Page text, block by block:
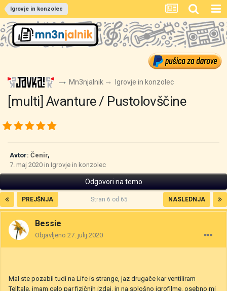
Igrovje in konzolec
Mn3njalnik Igrovje in konzolec
[multi] Avanture / Pustolovščine
Avtor: Čenir,
7. maj 2020 in Igrovje in konzolec
Odgovori na temo
PREJŠNJA NASLEDNJA
Stran 6 od 65
Bessie
Objavljeno 27. julij 2020
Mal ste pozabil tudi na Life is strange, jaz drugače kar ventiliram
Telltale, imam celo par fizičnih izdaj, in na splošno igrofilme, osebno mi